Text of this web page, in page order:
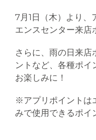
7月1日（木）より、
エンスセンター来店
さらに、雨の日来店
ントなど、各種ポイ
お楽しみに！
※アプリポイントは
みで使用できるポイ